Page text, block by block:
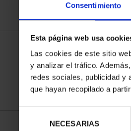
Consentimiento
Esta página web usa
Las cookies de este sitio
y analizar el tráfico.
redes sociales, publicidad y
que hayan recopilado a
NECESARIAS
CAPITALES